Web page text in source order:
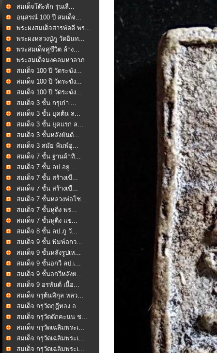
สมเด็จโต๊ะหัก รุ่นเลื...
อนุสรณ์ 100 ปี สมเด็จ...
พระผงสมเด็จสารพัดดี พร...
พระผงหลวงปู่ภู วัดอินท...
พระสมเด็จคู่ชีวิต ล้าง...
พระสมเด็จมงคลมหาลาภ
หล... สมเด็จ 100 ปี วัดระฆัง...
สมเด็จ 100 ปี วัดระฆัง...
สมเด็จ 100 ปี วัดระฆัง...
สมเด็จ 3 ชั้น กรุเก่า ...
สมเด็จ 3 ชั้น ยุคต้น ล...
สมเด็จ 3 ชั้น ยุคแรก ล...
สมเด็จ 3 ชั้นหลังยันต์...
สมเด็จ 3 สมัย พิมพ์อู่...
สมเด็จ 7 ชั้น ฐานผ้าทิ...
สมเด็จ 7 ชั้น ลป.อยู่ ...
สมเด็จ 7 ชั้น สร้างเขื...
สมเด็จ 7 ชั้น สร้างเขื...
สมเด็จ 7 ชั้นหลวงพ่อโช...
สมเด็จ 7 ชั้นหูติ่ง พร...
สมเด็จ 7 ชั้นหูติ่ง แข...
สมเด็จ 8 ชั้น ลป.ภู วั...
สมเด็จ 9 ชั้น พิมพ์อกว...
สมเด็จ 9 ชั้นหลังรูปเห...
สมเด็จ 9 ชั้นอกวี ลป.เ...
สมเด็จ 9 ชั้นอกวีหลังย...
สมเด็จ 9 อรหันต์ เนื้อ...
สมเด็จ กรุต้นพิกุล หลว...
สมเด็จ กรุวัดกุฎีทอง อ...
สมเด็จ กรุวัดดักคะนน ช...
สมเด็จ กรุวัดเฉลิมพระเ...
สมเด็จ กรุวัดเฉลิมพระเ...
สมเด็จ กรุวัดเฉลิมพระเ...